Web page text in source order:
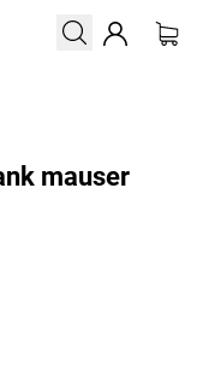
mauser